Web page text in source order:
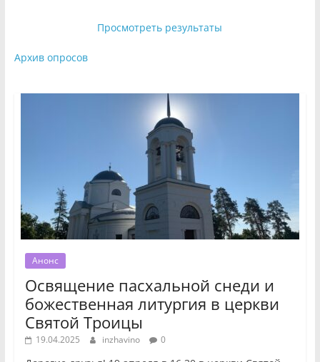
Просмотреть результаты
Архив опросов
Анонс
Освящение пасхальной снеди и
божественная литургия в церкви
Святой Троицы
19.04.2025 inzhavino 0